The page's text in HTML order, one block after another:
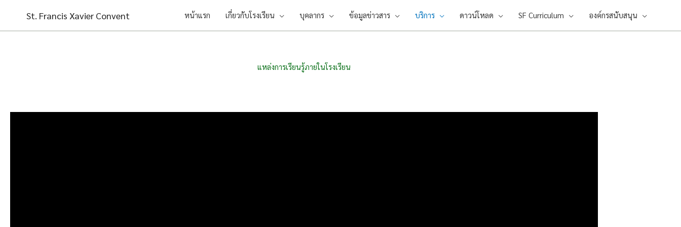
content
St. Francis Xavier Convent หน้าแรก เกี่ยวกับโรงเรียน บุคลากร ข้อมูลข่าวสาร บริการ ดาวน์โหลด SF Curriculum องค์กรสนับสนุน
แหล่งการเรียนรู้ภายในโรงเรียน